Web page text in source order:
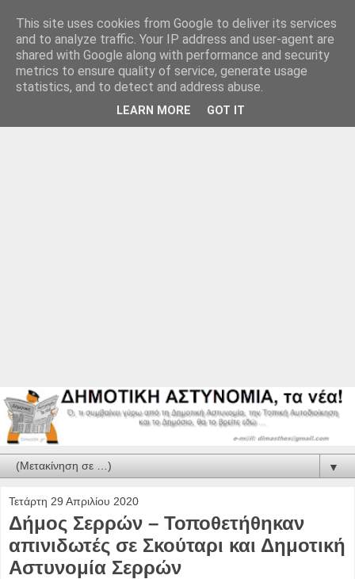
▼
Τετάρτη 29 Απριλίου 2020
Δήμος Σερρών – Τοποθετήθηκαν
απινιδωτές σε Σκούταρι και Δημοτική
Αστυνομία Σερρών
This site uses cookies from Google to deliver its services
and to analyze traffic. Your IP address and user-agent are
shared with Google along with performance and security
metrics to ensure quality of service, generate usage
statistics, and to detect and address abuse.
LEARN MORE GOT IT